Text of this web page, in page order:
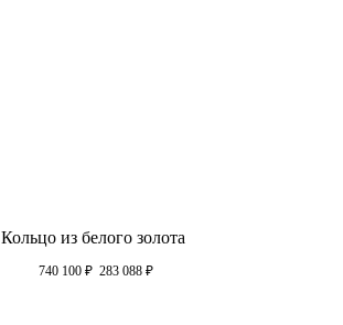
Кольцо из белого золота
740 100 ₽ 283 088 ₽